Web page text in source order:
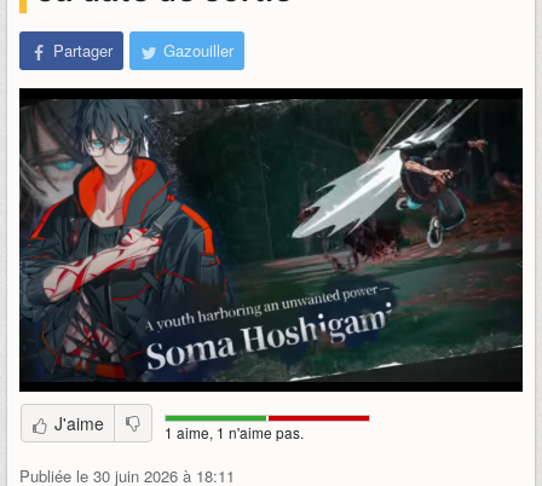
Partager Gazouiller
J'aime 1 aime, 1 n'aime pas.
Publiée le 30 juin 2026 à 18:11